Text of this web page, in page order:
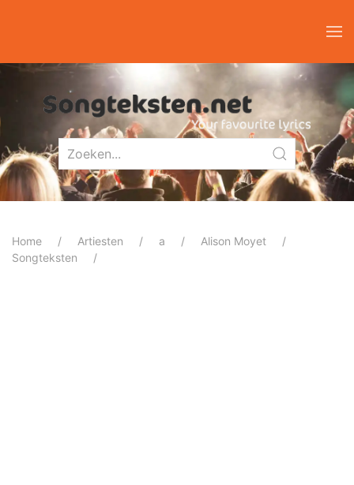
Home Artiesten a
Alison Moyet
Songteksten